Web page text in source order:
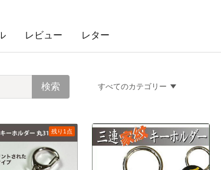
レビュー レター
すべてのカテゴリー
残り1点